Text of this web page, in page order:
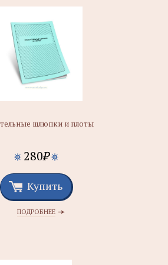
шлюпки и плоты
280₽
Купить
ПОДРОБНЕЕ